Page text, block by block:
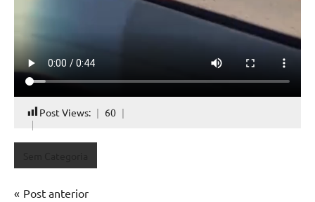
Post Views: 60
Navegação
Post anterior